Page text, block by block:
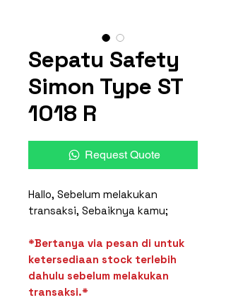
Sepatu Safety
Simon Type ST
1018 R
Request Quote
Hallo, Sebelum melakukan
transaksi, Sebaiknya kamu;
*Bertanya via pesan di untuk
ketersediaan stock terlebih
dahulu sebelum melakukan
transaksi.*